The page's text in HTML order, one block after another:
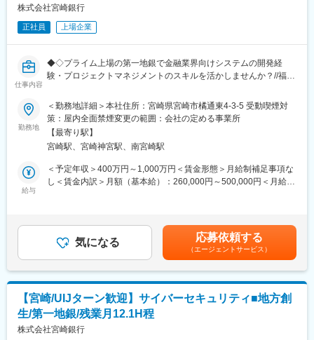
・情報セキュリティ・サイバーセキュリティ関連業務
<サイバーセキュリティ対応システムの企画立案および導入>
・セキュリティ演習・訓練の企画および推進
・情報セキュリティポリシーの策定および実施、社員へのセキュ
リティ教育
■転勤ないエリア総合職：
転居伴う転勤なく、長期的に腰据えて働けるような選択も可能で
す。
・残業は月12.1時間程度、社宅や独身寮も完備されており、働き
やすい環境が整っています◎
て、能力開発ポイント制度など研修制度が充実しており、スキル
習熟度に応じた研修や専門性の高い業務への人材配置が行われま
す◎通信講座や資格取得支援もあり、資格取得者には褒賞金が支
給されるため、自己成長を目指しやすい環境です◎
■事業安定性：
地域に密着した銀行として、地元企業からの信頼を得ており、安
定した基盤を持っています(宮崎県での貸出・預金シェア圧倒的
No.1)。地域特性を生かした先進的な取り組み（他行に先駆けて生
株式会社宮崎銀行
正社員 上場企業
仕事内容
◆◇プライム上場の第一地銀で金融業界向けシステムの開発経
験・プロジェクトマネジメントのスキルを活かしませんか？//福利
独身寮あり/転勤無のキャリア選択も可◆◇
■職務内容：
融資業務システムの開発及びプロジェクトマネジメント業務を担
当していただきます。
▼詳細：
<信用格付業務の効率化や信用リスクの高度化に資するシステムの
開発>
・システム開発に係るマネジメント業務（要件定義やプロジェク
ト進捗管理）
・プロジェクトの進捗状況のモニタリングと報告
・問題点の早期発見と解決策の提案
■転勤ないエリア総合職：
勤務地
＜勤務地詳細＞本社住所：宮崎県宮崎市橘通東4-3-5 受動喫煙対
策：屋内全面禁煙変更の範囲：会社の定める事業所
【最寄り駅】
宮崎駅、宮崎神宮駅、南宮崎駅
給与
＜予定年収＞400万円～1,000万円＜賃金形態＞月給制補足事項な
し＜賃金内訳＞月額（基本給）：260,000円～500,000円＜月給＞
す。月給(月額)は固定手当を含めた表記です。
気になる 応募依頼する
（エージェントサービス）
【宮崎/UIJターン歓迎】サイバーセキュリティ■地方創
生/第一地銀/残業月12.1H程
株式会社宮崎銀行